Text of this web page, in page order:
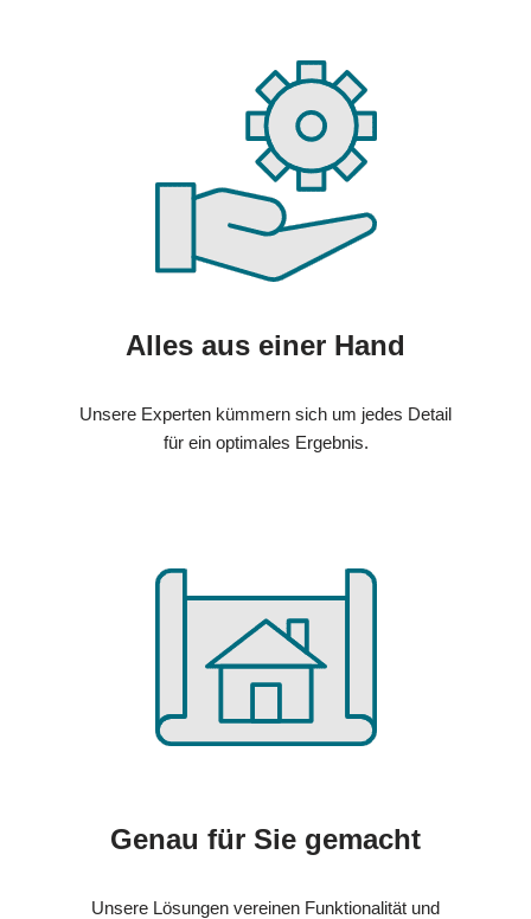
Alles aus einer Hand
Unsere Experten kümmern sich um jedes Detail
für ein optimales Ergebnis.
Genau für Sie gemacht
Unsere Lösungen vereinen Funktionalität und